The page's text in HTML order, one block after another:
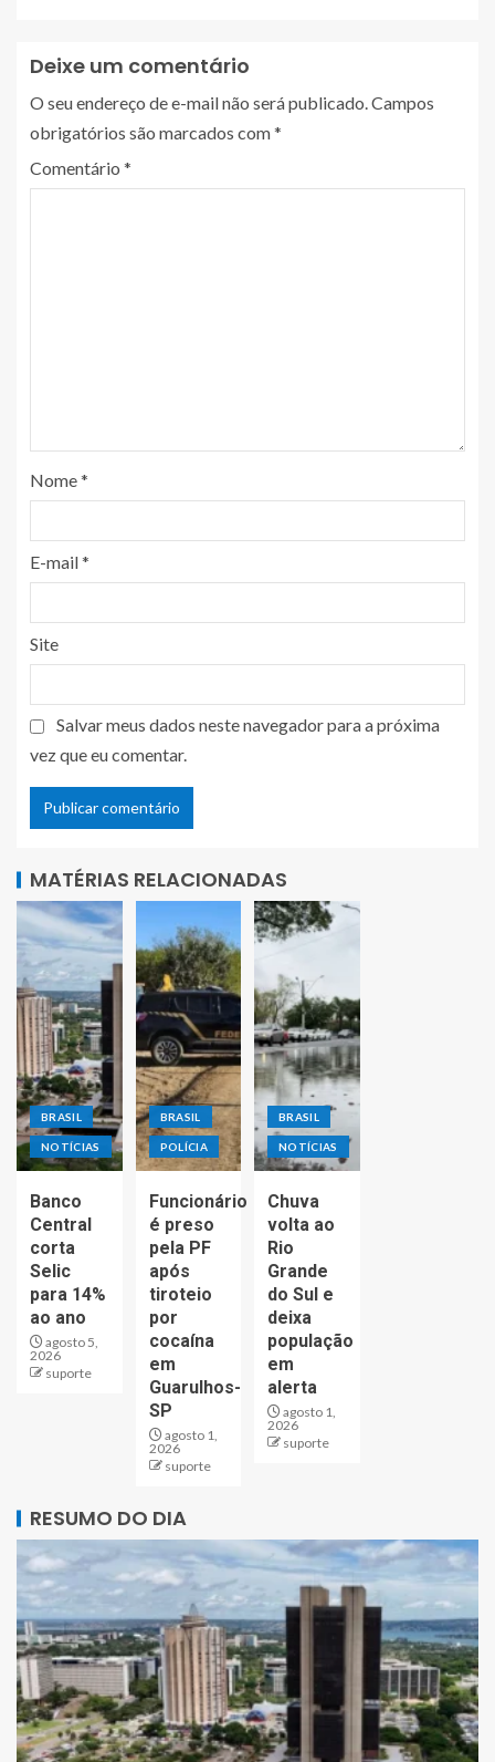
Deixe um comentário
O seu endereço de e-mail não será publicado.Campos
obrigatórios são marcados com*
Comentário *
Nome*
E-mail*
Site
Salvar meus dados neste navegador para a próxima
vez que eu comentar.
MATÉRIAS RELACIONADAS
BRASIL
NOTÍCIAS
Banco
Central
corta
Selic
para 14%
ao ano
agosto 5,
2026
suporte
BRASIL
POLÍCIA
Funcionário
é preso
pela PF
após
tiroteio
por
cocaína
em
Guarulhos-
SP
agosto 1,
2026
suporte
BRASIL
NOTÍCIAS
Chuva
volta ao
Rio
Grande
do Sul e
deixa
população
em
alerta
agosto 1,
2026
suporte
RESUMO DO DIA